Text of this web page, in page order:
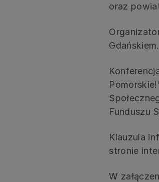
oraz
Gdańskiem.
Funduszu
Klauzula
stronie
W